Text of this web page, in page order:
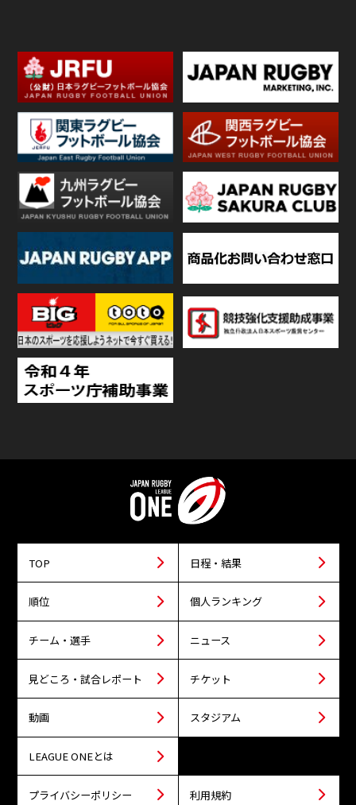
TOP 日程・結果
順位 個人ランキング
チーム・選手 ニュース
見どころ・試合レポート チケット
動画 スタジアム
LEAGUE ONEとは
プライバシーポリシー 利用規約